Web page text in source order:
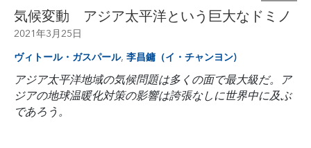
気候変動 アジア太平洋という巨大なドミノ
2021年3月25日
ヴィトール・ガスパール, 李昌鏞（イ・チャンヨン)
アジア太平洋地域の気候問題は多くの面で最大級だ。ア
ジアの地球温暖化対策の影響は誇張なしに世界中に及ぶ
であろう。